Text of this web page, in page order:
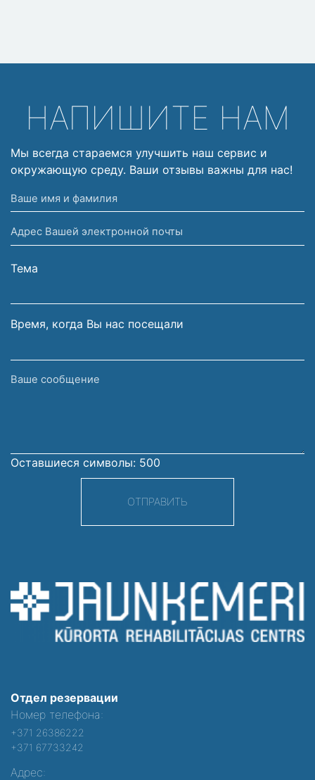
НАПИШИТЕ НАМ
Мы всегда стараемся улучшить наш сервис и
окружающую среду. Ваши отзывы важны для нас!
Ваше
имя
и
фамилия
Адрес
Вашей
электронной
Тема
Время, когда Вы нас посещали
Ваше
Оставшиеся символы: 500
ОТПРАВИТЬ
Отдел резервации
Номер телефона:
+371 26386222
+371 67733242
Адрес: